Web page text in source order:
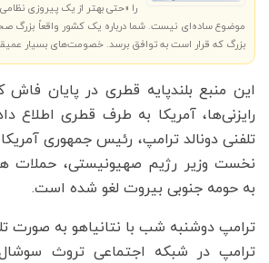
را «حتی بهتر از یک پیروزی
موضوع ساده‌ای نیست. شما درباره یک کشور واقعاً بزرگ
بزرگ که قرار است به توافق برسد. خصومت‌های بسیار
این منبع بلندپایه قطری در پایان فاش
رایزنی‌ها، آمریکا به طرف قطری
تلفنی دونالد ترامپ، رئیس جمهوری آمریکا
نخست وزیر رژیم صهیونیستی، حملات
به حومه جنوبی بیروت لغو شده است.
ترامپ دوشنبه شب با نتانیاهو به صورت
ترامپ در شبکه اجتماعی تروث